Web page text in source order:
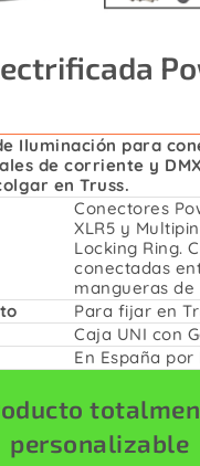
Iluminación para
de corriente y
en Truss.
Conectores
XLR5 y
Locking Ring.
conectadas
mangueras de
Para fijar en
Caja UNI con
En España por
personalizable